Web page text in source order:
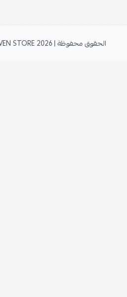
الحقوق محفوظة | 2026 STORE